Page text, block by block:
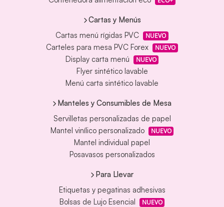
Cartas y Menús
Cartas menú rígidas PVC
NUEVO
Carteles para mesa PVC Forex NUEVO
Display carta menú NUEVO
Flyer sintético lavable
Menú carta sintético lavable
Manteles y Consumibles de Mesa
Servilletas personalizadas de papel
Mantel vinílico personalizado
NUEVO
Mantel individual papel
Posavasos personalizados
Para Llevar
Etiquetas y pegatinas adhesivas
Bolsas de Lujo Esencial
NUEVO